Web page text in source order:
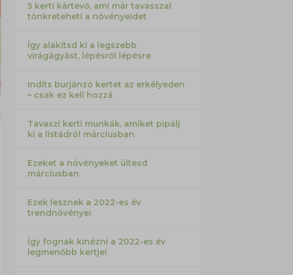
5 kerti kártevő, ami már tavasszal
tönkreteheti a növényeidet
Így alakítsd ki a legszebb
virágágyást, lépésről lépésre
Indíts burjánzó kertet az erkélyeden
– csak ez kell hozzá
Tavaszi kerti munkák, amiket pipálj
ki a listádról márciusban
Ezeket a növényeket ültesd
márciusban
Ezek lesznek a 2022-es év
trendnövényei
Így fognak kinézni a 2022-es év
legmenőbb kertjei